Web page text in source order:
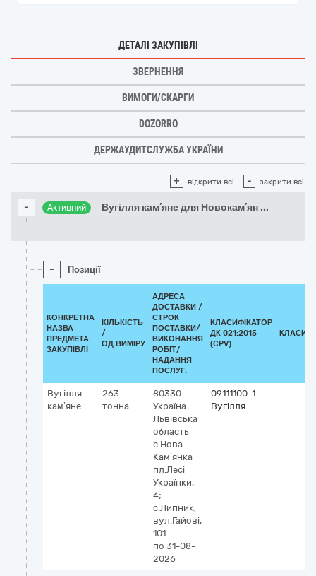
ДЕТАЛІ ЗАКУПІВЛІ
ЗВЕРНЕННЯ
ВИМОГИ/СКАРГИ
DOZORRO
ДЕРЖАУДИТСЛУЖБА УКРАЇНИ
+ відкрити всі - закрити всі
- Активний Вугілля кам’яне для Новокам’ян ...
- Позиції
КОНКРЕТНА
НАЗВА
ПРЕДМЕТА
ЗАКУПІВЛІ
КІЛЬКІСТЬ
/
ОД.ВИМІРУ
АДРЕСА
ДОСТАВКИ /
СТРОК
ПОСТАВКИ/
ВИКОНАННЯ
РОБІТ/
НАДАННЯ
ПОСЛУГ:
КЛАСИФІКАТОР
ДК 021:2015
(CPV)
Вугілля
кам’яне
263
тонна
80330
Україна
Львівська
область
с.Нова
Кам’янка
пл.Лесі
Українки,
4;
с.Липник,
вул.Гайові,
101
по 31-08-
2026
09111100-1
Вугілля